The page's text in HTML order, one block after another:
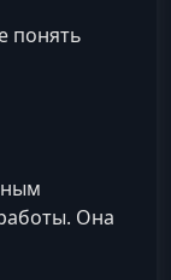
понять
Она